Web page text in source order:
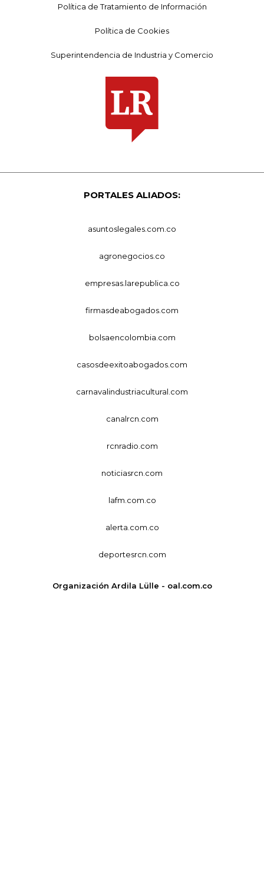
Política de Tratamiento de Información
Política de Cookies
Superintendencia de Industria y Comercio
PORTALES ALIADOS:
asuntoslegales.com.co
agronegocios.co
empresas.larepublica.co
firmasdeabogados.com
bolsaencolombia.com
casosdeexitoabogados.com
carnavalindustriacultural.com
canalrcn.com
rcnradio.com
noticiasrcn.com
lafm.com.co
alerta.com.co
deportesrcn.com
Organización Ardila Lülle - oal.com.co